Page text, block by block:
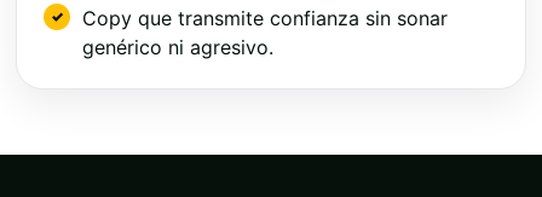
Copy que transmite confianza sin sonar
genérico ni agresivo.